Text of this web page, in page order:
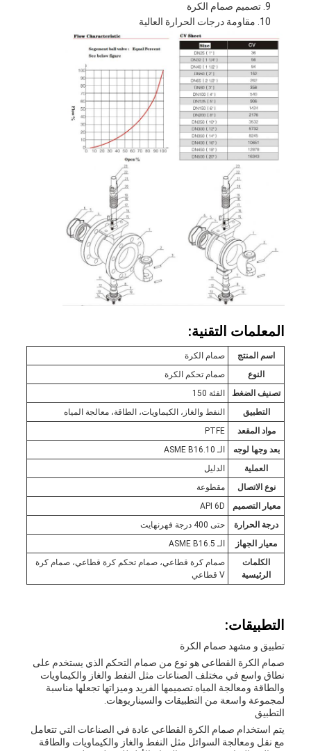
تصميم صمام الكرة
مقاومة درجات الحرارة العالية
المعلمات التقنية:
اسم المنتج
صمام الكرة
النوع
صمام تحكم الكرة
تصنيف الضغط
الفئة 150
التطبيق
النفط والغاز، الكيماويات، الطاقة، معالجة المياه
مواد المقعد
PTFE
بعد وجها لوجه
الـ ASME B16.10
العملية
الدليل
نوع الاتصال
مقطوعة
معيار التصميم
API 6D
درجة الحرارة
حتى 400 درجة فهرنهايت
معيار الجهاز
الـ ASME B16.5
الكلمات
الرئيسية
صمام كرة قطاعي، صمام تحكم كرة قطاعي، صمام كرة
V قطاعي
التطبيقات:
تطبيق و مشهد صمام الكرة
صمام الكرة القطاعي هو نوع من صمام التحكم الذي يستخدم على
نطاق واسع في مختلف الصناعات مثل النفط والغاز والكيماويات
والطاقة ومعالجة المياه.تصميمها الفريد وميزاتها تجعلها مناسبة
لمجموعة واسعة من التطبيقات والسيناريوهات.
التطبيق
يتم استخدام صمام الكرة القطاعي عادة في الصناعات التي تتعامل
مع نقل ومعالجة السوائل مثل النفط والغاز والكيماويات والطاقة